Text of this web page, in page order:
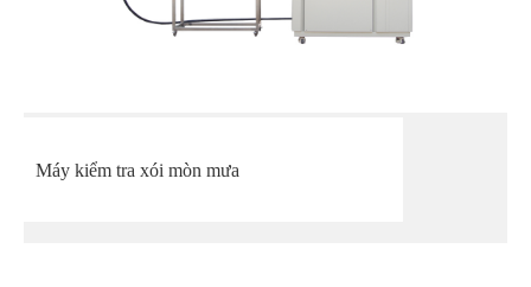
Máy kiểm tra xói mòn mưa